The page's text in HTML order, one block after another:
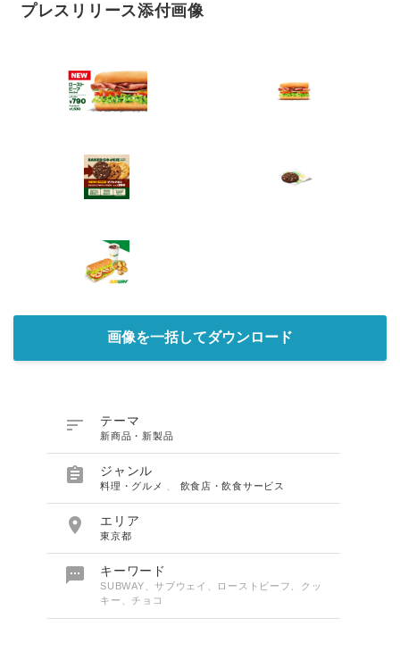
プレスリリース添付画像
画像を一括してダウンロード
 テーマ
新商品・新製品
 ジャンル
料理・グルメ 飲食店・飲食サービス
 エリア
東京都
 キーワード
SUBWAY、サブウェイ、ローストビーフ、クッ
キー、チョコ